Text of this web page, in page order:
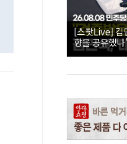
[스팟Live] 김
향을 공유했
26.08.08 더불